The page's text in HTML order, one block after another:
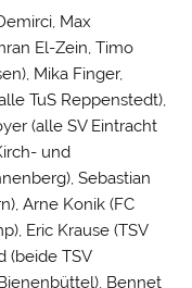
Max
El-Zein, Timo
Mika Finger,
TuS Reppenstedt),
(alle SV Eintracht
und
Sebastian
Arne Konik (FC
Eric Krause (TSV
(beide TSV
Bennet